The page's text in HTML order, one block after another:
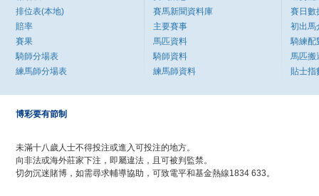
排位表(本地)
賠率
賽果
騎師分場表
練馬師分場表
賽馬新聞資料庫
主要賽事
馬匹資料
騎師資料
練馬師資料
賽日數
初出馬
騎練配
馬匹搬
貼士指
博彩要有節制
未滿十八歲人士不得投注或進入可投注的地方。
向非法或海外莊家下注，即屬違法，且可被判監禁。
切勿沉迷賭博，如需尋求輔導協助，可致電平和基金熱線1834 633。